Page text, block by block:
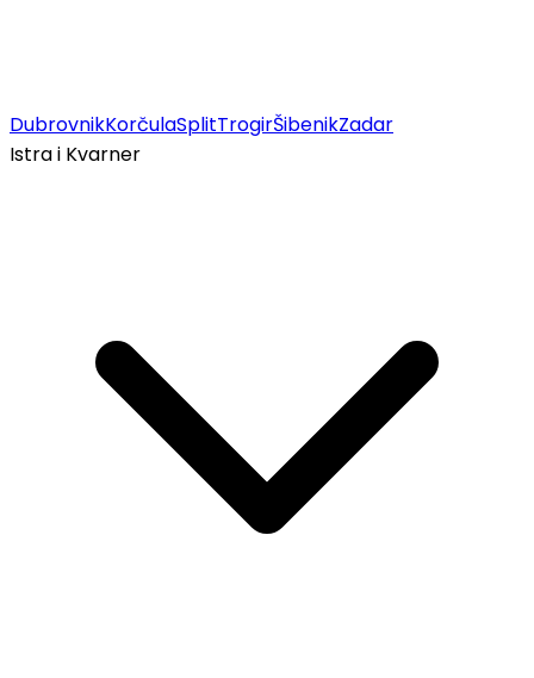
DubrovnikKorčulaSplitTrogirŠibenikZadar
Istra i Kvarner